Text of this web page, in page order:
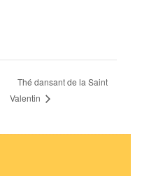
Thé dansant de la Saint
Valentin